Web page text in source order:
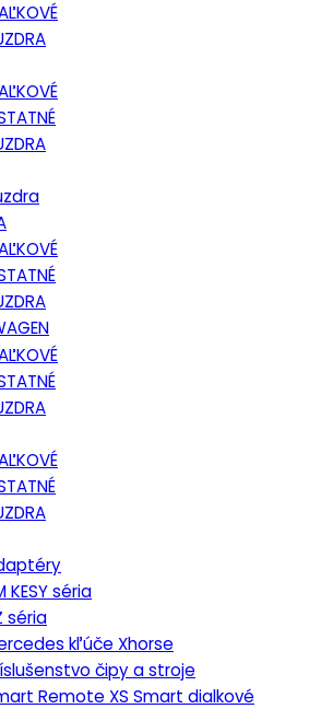
KESY séria
séria
kľúče Xhorse
čipy a stroje
Remote XS Smart dialkové